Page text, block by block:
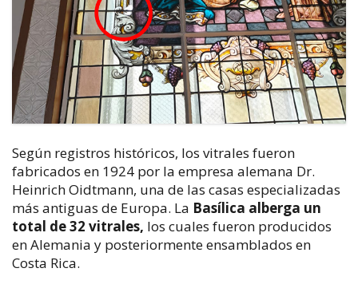
Según registros históricos, los vitrales fueron
fabricados en 1924 por la empresa alemana Dr.
Heinrich Oidtmann, una de las casas especializadas
más antiguas de Europa. La Basílica alberga un
total de 32 vitrales, los cuales fueron producidos
en Alemania y posteriormente ensamblados en
Costa Rica.